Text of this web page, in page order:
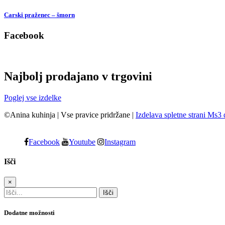
Carski praženec – šmorn
Facebook
Najbolj prodajano v trgovini
Poglej vse izdelke
©Anina kuhinja | Vse pravice pridržane | Izdelava spletne strani Ms3
Facebook Youtube Instagram
Išči
×
Dodatne možnosti